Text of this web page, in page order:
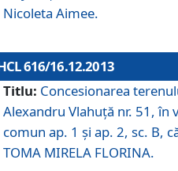
Nicoleta Aimee.
616/16.12.2013
Titlu: Concesionarea
Alexandru Vlahuţă nr. 51, în
comun ap. 1 şi ap. 2, sc. B,
TOMA MIRELA FLORINA.